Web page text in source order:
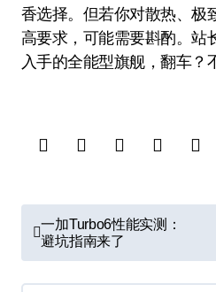
香选择。但若你对散热、极
高要求，可能需要斟酌。站
入手的全能型旗舰，翻车？
文
章
导
一加Turbo6性能实测：
避坑指南来了